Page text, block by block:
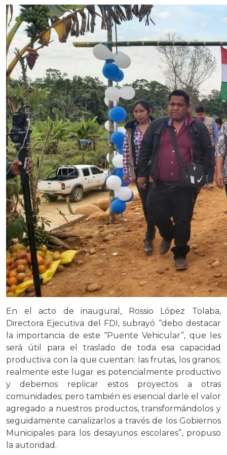
En el acto de inaugural, Rossio López Tolaba,
Directora Ejecutiva del FDI, subrayó “debo destacar
la importancia de este “Puente Vehicular”, que les
será útil para el traslado de toda esa capacidad
productiva con la que cuentan: las frutas, los granos;
realmente este lugar es potencialmente productivo
y debemos replicar estos proyectos a otras
comunidades; pero también es esencial darle el valor
agregado a nuestros productos, transformándolos y
seguidamente canalizarlos a través de los Gobiernos
Municipales para los desayunos escolares”, propuso
la autoridad.